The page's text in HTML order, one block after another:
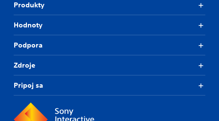
Produkty
Hodnoty
Podpora
Zdroje
Pripoj sa